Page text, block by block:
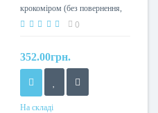
крокоміром (без повернення,
без обміну) 100шт 9744
0
352.00грн.
На складі